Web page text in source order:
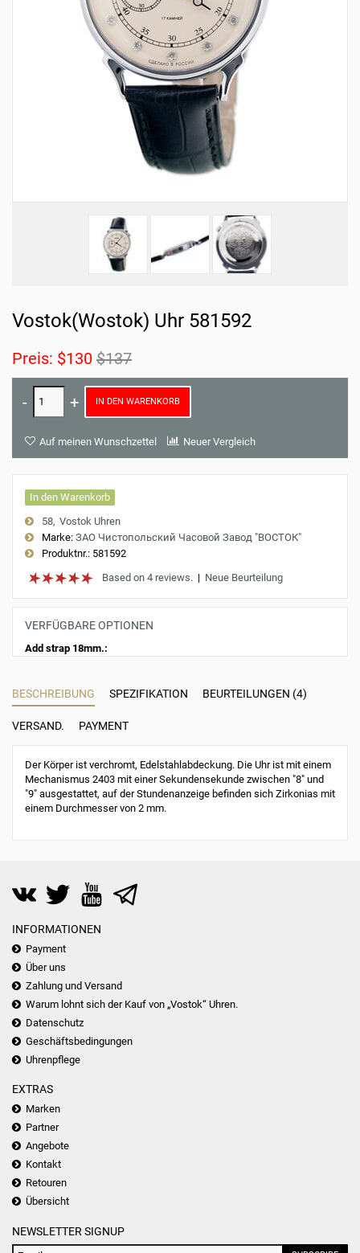
Vostok(Wostok) Uhr 581592
Preis: $130 $137
IN DEN WARENKORB
Auf meinen Wunschzettel Neuer Vergleich
In den Warenkorb
58 Vostok Uhren
Marke: ЗАО Чистопольский Часовой Завод "ВОСТОК"
Produktnr.: 581592
Based on 4 reviews. | Neue Beurteilung
VERFÜGBARE OPTIONEN
Add strap 18mm.:
BESCHREIBUNG SPEZIFIKATION BEURTEILUNGEN (4)
VERSAND. PAYMENT
Der Körper ist verchromt, Edelstahlabdeckung. Die Uhr ist mit einem
Mechanismus 2403 mit einer Sekundensekunde zwischen "8" und
"9" ausgestattet, auf der Stundenanzeige befinden sich Zirkonias mit
einem Durchmesser von 2 mm.
INFORMATIONEN
Payment
Über uns
Zahlung und Versand
Warum lohnt sich der Kauf von „Vostok“ Uhren.
Datenschutz
Geschäftsbedingungen
Uhrenpflege
EXTRAS
Marken
Partner
Angebote
Kontakt
Retouren
Übersicht
NEWSLETTER SIGNUP